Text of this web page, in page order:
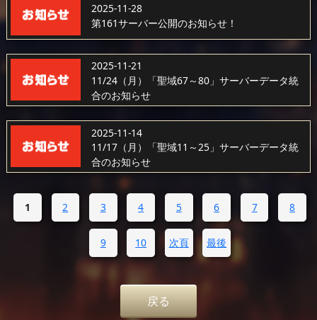
2025-11-28
第161サーバー公開のお知らせ！
2025-11-21
11/24（月）「聖域67～80」サーバーデータ統
合のお知らせ
2025-11-14
11/17（月）「聖域11～25」サーバーデータ統
合のお知らせ
1 2 3 4 5 6 7 8
9 10 次頁 最後
戻る